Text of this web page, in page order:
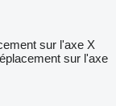
sur l'axe X
sur l'axe